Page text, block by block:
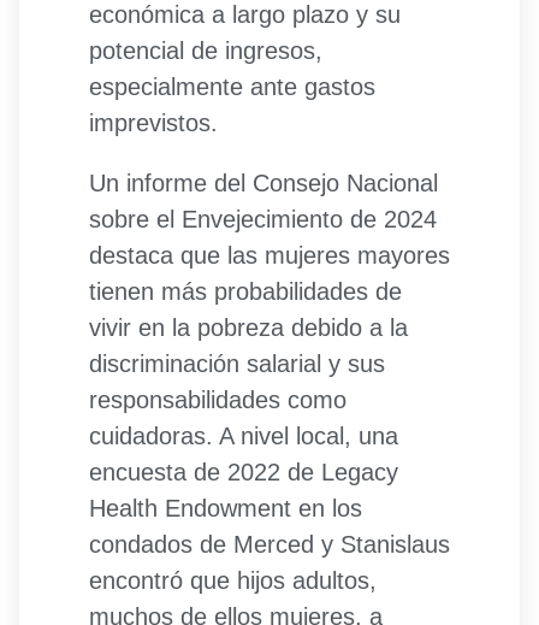
económica a largo plazo y su
potencial de ingresos,
especialmente ante gastos
imprevistos.
Un informe del Consejo Nacional
sobre el Envejecimiento de 2024
destaca que las mujeres mayores
tienen más probabilidades de
vivir en la pobreza debido a la
discriminación salarial y sus
responsabilidades como
cuidadoras. A nivel local, una
encuesta de 2022 de Legacy
Health Endowment en los
condados de Merced y Stanislaus
encontró que hijos adultos,
muchos de ellos mujeres, a